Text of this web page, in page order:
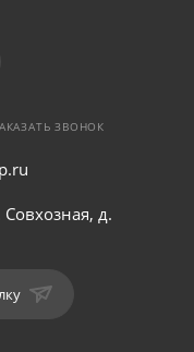
ЗВОНОК
д.